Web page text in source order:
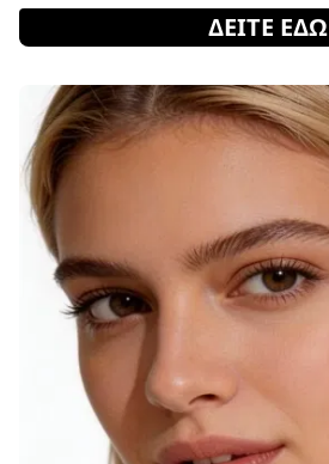
ΔΕΙΤΕ ΕΔΩ